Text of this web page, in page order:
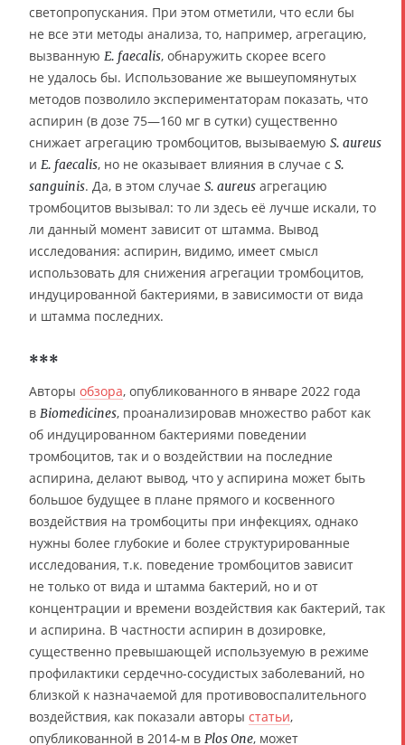
светопропускания. При этом отметили, что если бы
не все эти методы анализа, то, например, агрегацию,
вызванную E. faecalis, обнаружить скорее всего
не удалось бы. Использование же вышеупомянутых
методов позволило экспериментаторам показать, что
аспирин (в дозе 75—160 мг в сутки) существенно
снижает агрегацию тромбоцитов, вызываемую S. aureus
и E. faecalis, но не оказывает влияния в случае с S.
sanguinis. Да, в этом случае S. aureus агрегацию
тромбоцитов вызывал: то ли здесь её лучше искали, то
ли данный момент зависит от штамма. Вывод
исследования: аспирин, видимо, имеет смысл
использовать для снижения агрегации тромбоцитов,
индуцированной бактериями, в зависимости от вида
и штамма последних.
***
Авторы обзора, опубликованного в январе 2022 года
в Biomedicines, проанализировав множество работ как
об индуцированном бактериями поведении
тромбоцитов, так и о воздействии на последние
аспирина, делают вывод, что у аспирина может быть
большое будущее в плане прямого и косвенного
воздействия на тромбоциты при инфекциях, однако
нужны более глубокие и более структурированные
исследования, т.к. поведение тромбоцитов зависит
не только от вида и штамма бактерий, но и от
концентрации и времени воздействия как бактерий, так
и аспирина. В частности аспирин в дозировке,
существенно превышающей используемую в режиме
профилактики сердечно-сосудистых заболеваний, но
близкой к назначаемой для противовоспалительного
воздействия, как показали авторы статьи,
опубликованной в 2014-м в Plos One, может